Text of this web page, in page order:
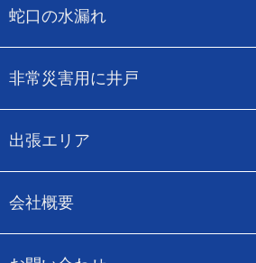
蛇口の水漏れ
非常災害用に井戸
出張エリア
会社概要